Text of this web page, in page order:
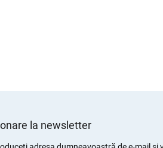
la newsletter